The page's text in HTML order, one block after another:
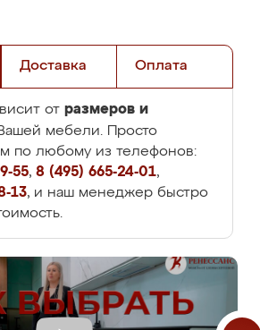
Доставка Оплата
от размеров и
мебели. Просто
по любому из телефонов:
55, 8 (495) 665-24-01,
13, и наш менеджер быстро